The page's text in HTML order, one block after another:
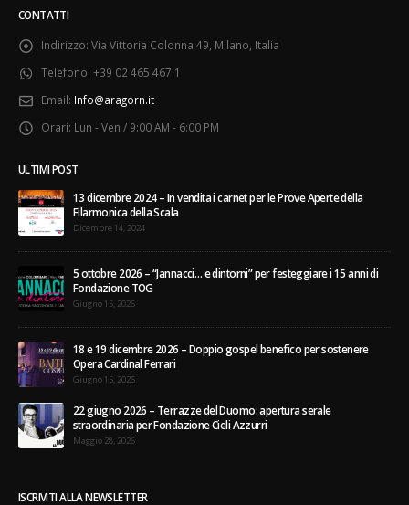
CONTATTI
Indirizzo: Via Vittoria Colonna 49, Milano, Italia
Telefono: +39 02 465 467 1
Email: Info@aragorn.it
Orari: Lun - Ven / 9:00 AM - 6:00 PM
ULTIMI POST
13 dicembre 2024 – In vendita i carnet per le Prove Aperte della
Filarmonica della Scala
Dicembre 14, 2024
5 ottobre 2026 – “Jannacci… e dintorni” per festeggiare i 15 anni di
Fondazione TOG
Giugno 15, 2026
18 e 19 dicembre 2026 – Doppio gospel benefico per sostenere
Opera Cardinal Ferrari
Giugno 15, 2026
22 giugno 2026 – Terrazze del Duomo: apertura serale
straordinaria per Fondazione Cieli Azzurri
Maggio 28, 2026
ISCRIVITI ALLA NEWSLETTER